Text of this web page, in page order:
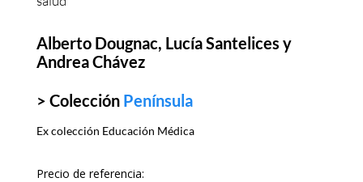
Alberto Dougnac, Lucía Santelices y
Andrea Chávez
> Colección Península
Ex colección Educación Médica
Precio de referencia: